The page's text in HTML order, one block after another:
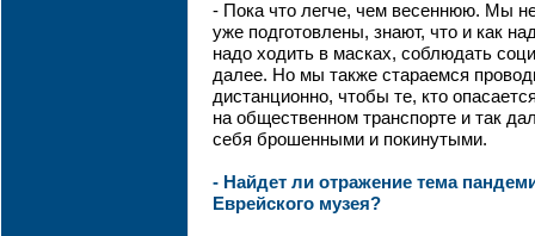
- Пока что легче, чем весеннюю. Мы
уже подготовлены, знают, что и как
надо ходить в масках, соблюдать
далее. Но мы также стараемся
дистанционно, чтобы те, кто
на общественном транспорте и так
себя брошенными и покинутыми.
- Найдет ли отражение тема
Еврейского музея?